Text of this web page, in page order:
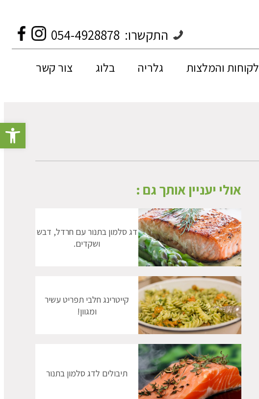
פתח
התקשרו: 054-4928878
לקוחות והמלצות גלריה בלוג צור קשר
אולי יעניין אותך גם :
דג סלמון בתנור עם חרדל, דבש
ושקדים.
קייטרינג חלבי תפריט עשיר
ומגוון!
תיבולים לדג סלמון בתנור